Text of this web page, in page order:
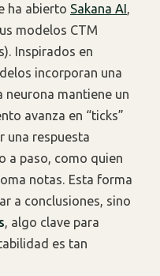
ha abierto Sakana AI,
modelos CTM
Inspirados en
incorporan una
neurona mantiene un
avanza en “ticks”
una respuesta
a paso, como quien
notas. Esta forma
a conclusiones, sino
, algo clave para
es tan